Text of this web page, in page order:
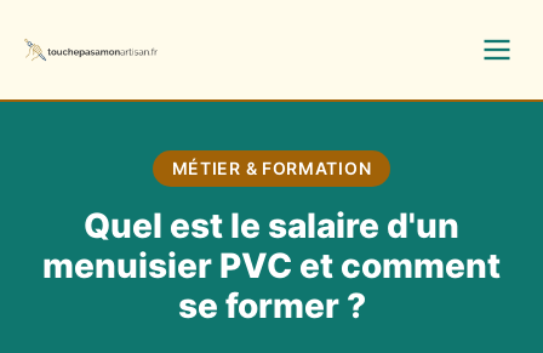
MÉTIER & FORMATION
Quel est le salaire d'un
menuisier PVC et comment
se former ?